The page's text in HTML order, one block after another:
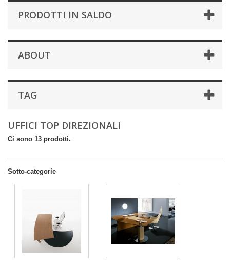
PRODOTTI IN SALDO
ABOUT
TAG
UFFICI TOP DIREZIONALI
Ci sono 13 prodotti.
Sotto-categorie